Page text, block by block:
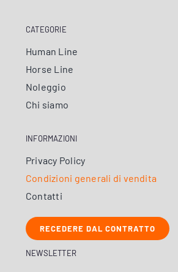
CATEGORIE
Human Line
Horse Line
Noleggio
Chi siamo
INFORMAZIONI
Privacy Policy
Condizioni generali di vendita
Contatti
RECEDERE DAL CONTRATTO
NEWSLETTER